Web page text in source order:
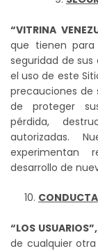
“VITRINA
que tienen
seguridad de
el uso de este
precauciones de
de proteger
pérdida,
autorizadas.
experimentan
desarrollo de
CONDUCTA
“LOS USUARIOS”,
de cualquier